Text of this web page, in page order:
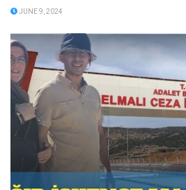
JUNE 9, 2024